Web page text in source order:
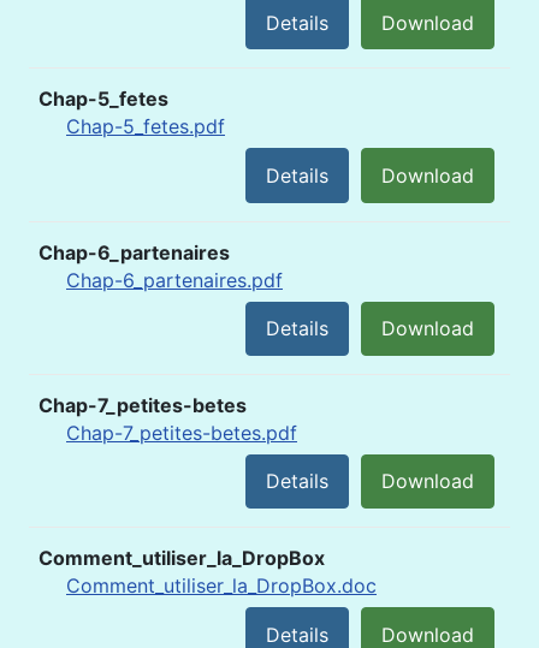
Download
Details
Chap-5_fetes
Chap-5_fetes.pdf
Download
Details
Chap-6_partenaires
Chap-6_partenaires.pdf
Download
Details
Chap-7_petites-betes
Chap-7_petites-betes.pdf
Download
Details
Comment_utiliser_la_DropBox
Comment_utiliser_la_DropBox.doc
Download
Details